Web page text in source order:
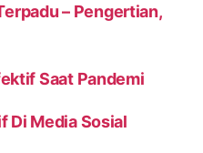
– Pengertian,
Saat Pandemi
Di Media Sosial